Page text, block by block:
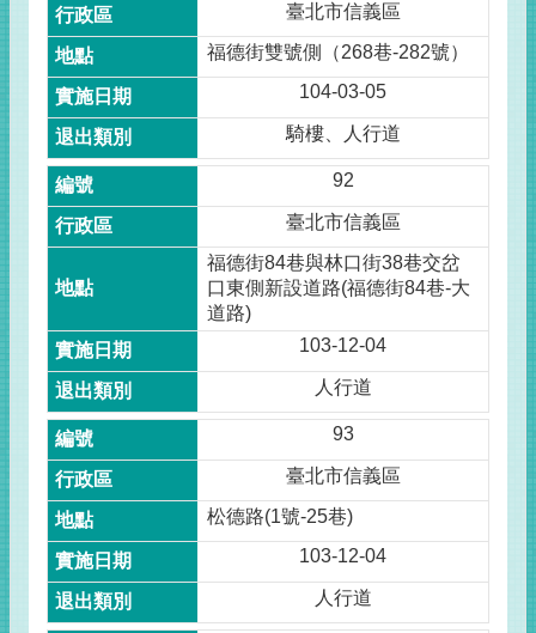
臺北市信義區
福德街雙號側（268巷-282號）
104-03-05
騎樓、人行道
92
臺北市信義區
福德街84巷與林口街38巷交岔
口東側新設道路(福德街84巷-大
道路)
103-12-04
人行道
93
臺北市信義區
松德路(1號-25巷)
103-12-04
人行道